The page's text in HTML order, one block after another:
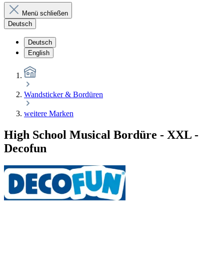
Menü schließen
Deutsch
Deutsch
English
Wandsticker & Bordüren
weitere Marken
High School Musical Bordüre - XXL -
Decofun